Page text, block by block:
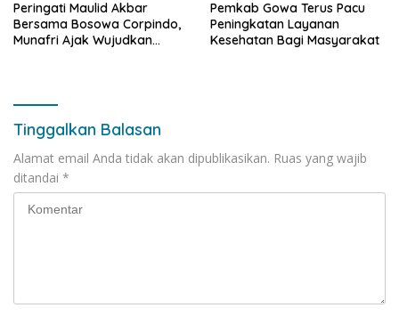
Peringati Maulid Akbar
Bersama Bosowa Corpindo,
Munafri Ajak Wujudkan
Pemkab Gowa Terus Pacu
Peningkatan Layanan
Kesehatan Bagi Masyarakat
Tinggalkan Balasan
Alamat email Anda tidak akan dipublikasikan. Ruas yang wajib
ditandai *